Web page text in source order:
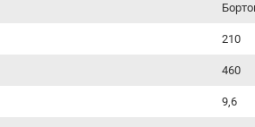
210
460
9,6